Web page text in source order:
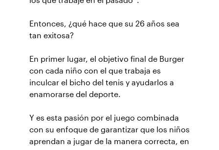
Entonces, ¿qué hace que su 26 años sea
tan exitosa?
En primer lugar, el objetivo final de Burger
con cada niño con el que trabaja es
inculcar el bicho del tenis y ayudarlos a
enamorarse del deporte.
Y es esta pasión por el juego combinada
con su enfoque de garantizar que los niños
aprendan a jugar de la manera correcta, en